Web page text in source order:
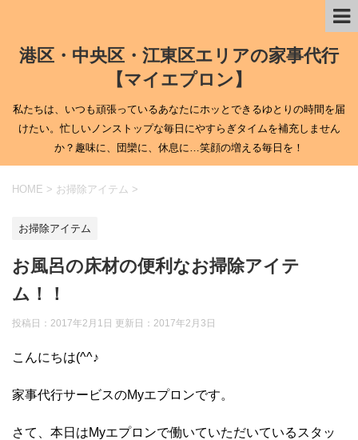
港区・中央区・江東区エリアの家事代行
【マイエプロン】
私たちは、いつも頑張っているあなたにホッとできるゆとりの時間を届
けたい。忙しいノンストップな毎日にやすらぎタイムを補充しません
か？趣味に、団欒に、休息に…笑顔の増える毎日を！
HOME > お掃除アイテム >
お掃除アイテム
お風呂の床材の便利なお掃除アイテ
ム！！
投稿日：2017年2月1日 更新日： 2017年2月3日
こんにちは(^^♪
家事代行サービスのMyエプロンです。
さて、本日はMyエプロンで働いていただいているスタッ